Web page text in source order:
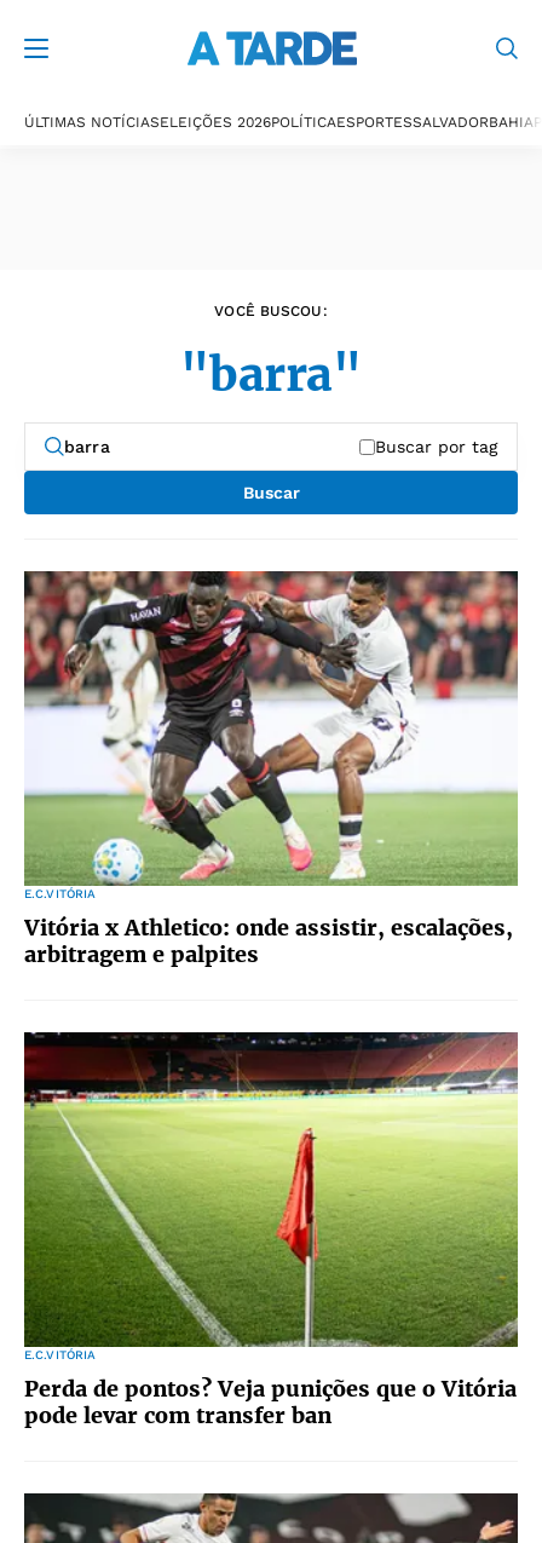
ÚLTIMAS NOTÍCIASELEIÇÕES 2026POLÍTICAESPORTESSALVADORBAHIA
VOCÊ BUSCOU:
"barra"
Buscar por tag
Buscar
E.C.VITÓRIA
Vitória x Athletico: onde assistir, escalações,
arbitragem e palpites
E.C.VITÓRIA
Perda de pontos? Veja punições que o Vitória
pode levar com transfer ban